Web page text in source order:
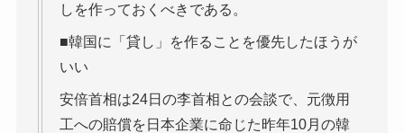
しを作っておくべきである。
■韓国に「貸し」を作ることを優先したほうが
いい
安倍首相は24日の李首相との会談で、元徴用
工への賠償を日本企業に命じた昨年10月の韓